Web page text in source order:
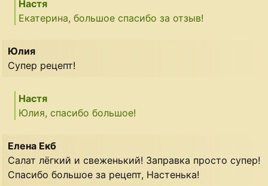
Настя
Екатерина, большое спасибо за отзыв!
Юлия
Супер рецепт!
Настя
Юлия, спасибо большое!
Елена Екб
Салат лёгкий и свеженький! Заправка просто супер!
Спасибо большое за рецепт, Настенька!